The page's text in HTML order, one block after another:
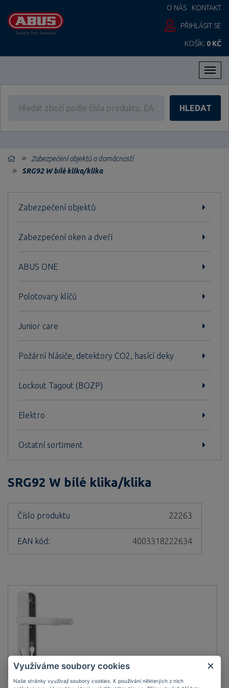
O NÁS KONTAKT
PŘIHLÁSIT SE
KOŠÍK: 0 KČ
HLEDAT
Zabezpečení objektů a domácností
SRG92 W bílé klika/klika
Zabezpečení objektů
Zabezpečení oken a dveří
ABUS ONE
Polotovary klíčů
Junior care
Požární hlásiče, detektory CO2, hasící deky
Lockout Tagout (BOZP)
Elektro
Ostatní sortiment
SRG92 W bílé klika/klika
Číslo produktu 22263
EAN kód: 4003318222634
Využíváme soubory cookies
Naše stránky využívají soubory cookies. K používání některých z nich